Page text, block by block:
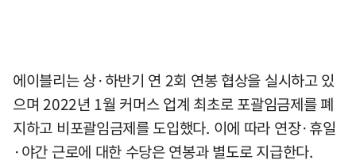
에이블리는 상·하반기 연 2회 연봉 협상을 실시하고 있
으며 2022년 1월 커머스 업계 최초로 포괄임금제를 폐
지하고 비포괄임금제를 도입했다. 이에 따라 연장·휴일
·야간 근로에 대한 수당은 연봉과 별도로 지급한다.